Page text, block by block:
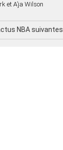
et A’ja Wilson
NBA suivantes